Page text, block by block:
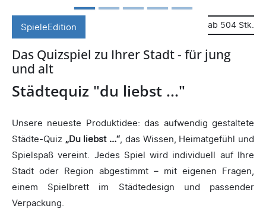
SpieleEdition ab 504 Stk.
Städtequiz "du liebst ..."
Das Quizspiel zu Ihrer Stadt - für jung
und alt
Unsere neueste Produktidee: das aufwendig gestaltete
Städte-Quiz „Du liebst …“, das Wissen, Heimatgefühl und
Spielspaß vereint. Jedes Spiel wird individuell auf Ihre
Stadt oder Region abgestimmt – mit eigenen Fragen,
einem Spielbrett im Städtedesign und passender
Verpackung.